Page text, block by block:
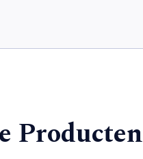
Producten